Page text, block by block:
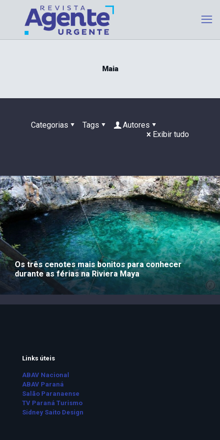
Maia
Categorias Tags
Autores
Exibir tudo
Os três cenotes mais bonitos para conhecer
durante as férias na Riviera Maya
Links úteis
ABAV Nacional
ABAV Paraná
Salão Paranaense
TV Paraná Turismo
Sidney Saito Design